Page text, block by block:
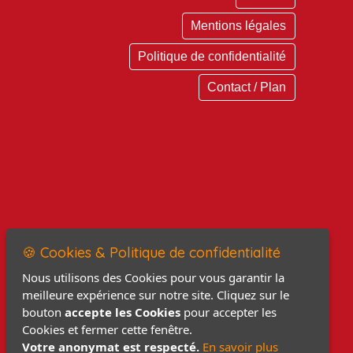
Mentions légales
Politique de confidentialité
Contact / Plan
🍪 Cookies & Politique de confidentialité
Nous utilisons des Cookies pour vous garantir la
meilleure expérience sur notre site. Cliquez sur le
bouton accepte les Cookies pour accepter les
Cookies et fermer cette fenêtre.
Votre anonymat est respecté. En savoir plus